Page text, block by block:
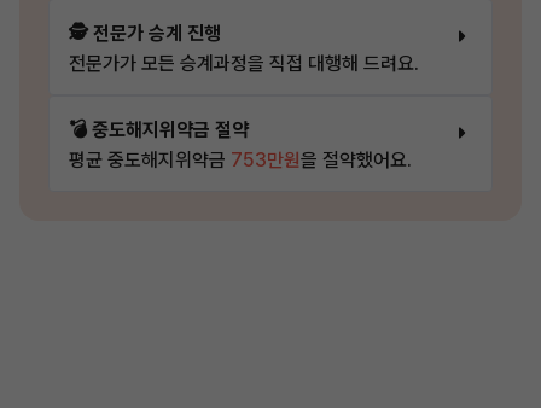
🕵️ 전문가 승계 진행
전문가가 모든 승계과정을 직접 대행해 드려요.
💣 중도해지위약금 절약
평균 중도해지위약금 753만원을 절약했어요.